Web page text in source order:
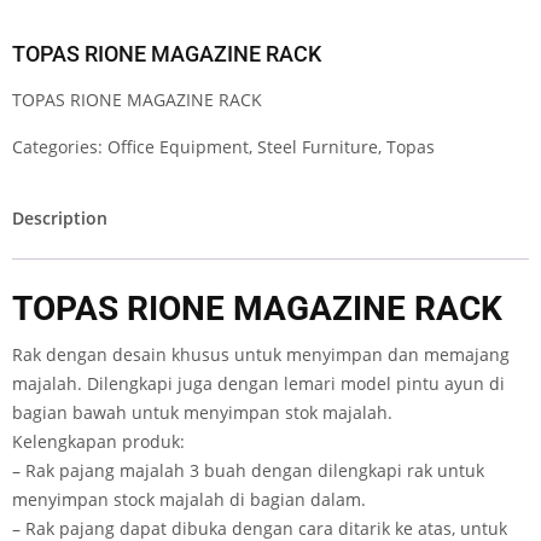
TOPAS RIONE MAGAZINE RACK
TOPAS RIONE MAGAZINE RACK
Categories: Office Equipment, Steel Furniture, Topas
Description
TOPAS RIONE MAGAZINE RACK
Rak dengan desain khusus untuk menyimpan dan memajang
majalah. Dilengkapi juga dengan lemari model pintu ayun di
bagian bawah untuk menyimpan stok majalah.
Kelengkapan produk:
– Rak pajang majalah 3 buah dengan dilengkapi rak untuk
menyimpan stock majalah di bagian dalam.
– Rak pajang dapat dibuka dengan cara ditarik ke atas, untuk